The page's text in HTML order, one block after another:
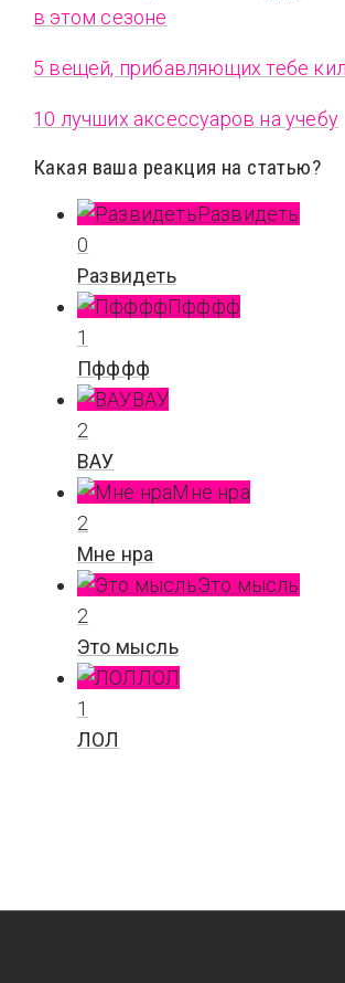
в этом сезоне
5 вещей, прибавляющих тебе
10 лучших аксессуаров на учебу
Какая ваша реакция на статью?
Развидеть
0
Развидеть
Пфффф
1
Пфффф
ВАУ
2
ВАУ
Мне нра
2
Мне нра
Это мысль
2
Это мысль
ЛОЛ
1
ЛОЛ